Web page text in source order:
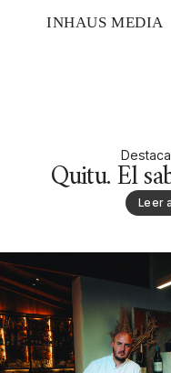
INHAUS MEDIA
Quitu. El
Leer